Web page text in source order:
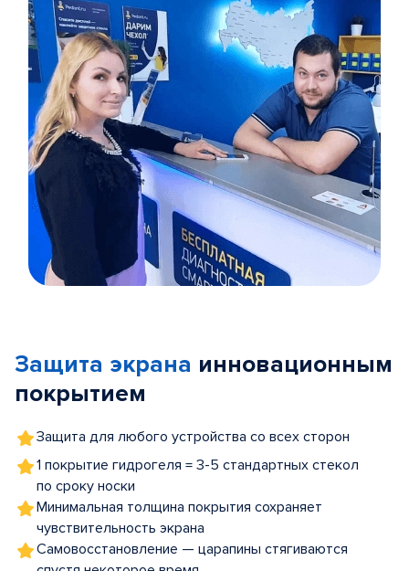
5
Защита экрана инновационным
покрытием
Защита для любого устройства со всех сторон
1 покрытие гидрогеля = 3-5 стандартных стекол
по сроку носки
Минимальная толщина покрытия сохраняет
чувствительность экрана
Самовосстановление — царапины стягиваются